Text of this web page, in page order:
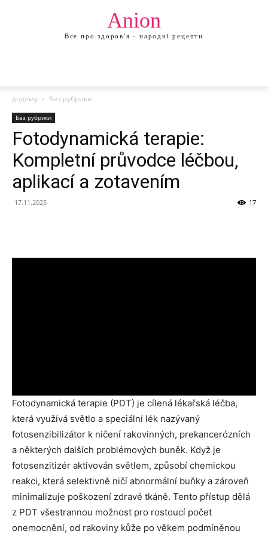
Anion
Все про здоров'я - народні рецепти
додому Без рубрики
Без рубрики
Fotodynamická terapie:
Kompletní průvodce léčbou,
aplikací a zotavením
17.11.2025 17
Fotodynamická terapie (PDT) je cílená lékařská léčba,
která využívá světlo a speciální lék nazývaný
fotosenzibilizátor k ničení rakovinných, prekancerózních
a některých dalších problémových buněk. Když je
fotosenzitizér aktivován světlem, způsobí chemickou
reakci, která selektivně ničí abnormální buňky a zároveň
minimalizuje poškození zdravé tkáně. Tento přístup dělá
z PDT všestrannou možnost pro rostoucí počet
onemocnění, od rakoviny kůže po věkem podmíněnou